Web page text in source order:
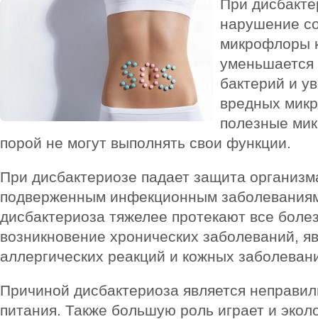
При
нарушение
микрофлоры
уменьшается
бактерий и
вредных
полезные
порой не могут выполнять свои функции.
При дисбактериозе падает защита
подверженным инфекционным
дисбактериоза тяжелее протекают все
возникновение хронических заболеваний,
аллергических реакций и кожных
Причиной дисбактериоза является
питания. Также большую роль играет и